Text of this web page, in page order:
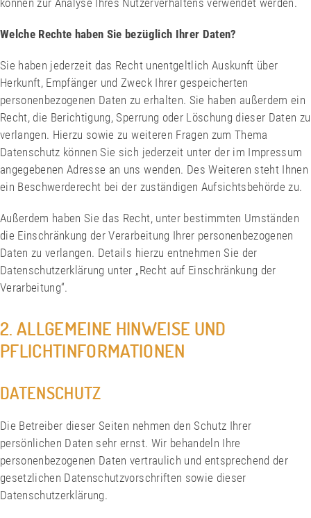
Welche Rechte haben Sie bezüglich Ihrer Daten?
Sie haben jederzeit das Recht unentgeltlich Auskunft über
Herkunft, Empfänger und Zweck Ihrer gespeicherten
personenbezogenen Daten zu erhalten. Sie haben außerdem ein
Recht, die Berichtigung, Sperrung oder Löschung dieser Daten zu
verlangen. Hierzu sowie zu weiteren Fragen zum Thema
Datenschutz können Sie sich jederzeit unter der im Impressum
angegebenen Adresse an uns wenden. Des Weiteren steht Ihnen
ein Beschwerderecht bei der zuständigen Aufsichtsbehörde zu.
Außerdem haben Sie das Recht, unter bestimmten Umständen
die Einschränkung der Verarbeitung Ihrer personenbezogenen
Daten zu verlangen. Details hierzu entnehmen Sie der
Datenschutzerklärung unter „Recht auf Einschränkung der
Verarbeitung“.
2. ALLGEMEINE HINWEISE UND
PFLICHTINFORMATIONEN
DATENSCHUTZ
Die Betreiber dieser Seiten nehmen den Schutz Ihrer
persönlichen Daten sehr ernst. Wir behandeln Ihre
personenbezogenen Daten vertraulich und entsprechend der
gesetzlichen Datenschutzvorschriften sowie dieser
Datenschutzerklärung.